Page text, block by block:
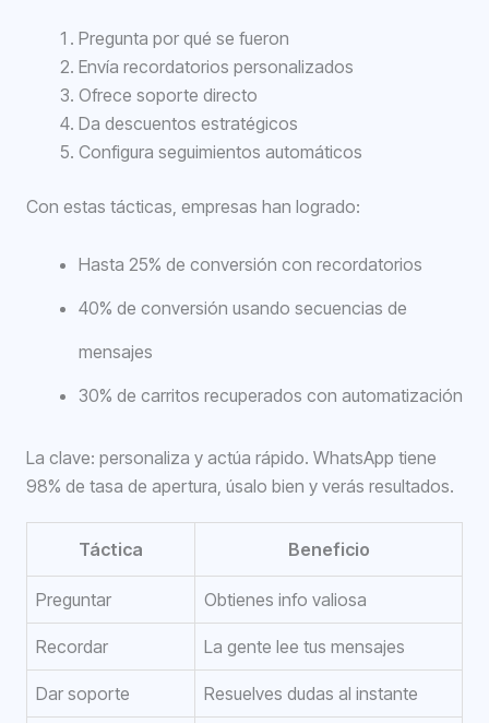
Pregunta por qué se fueron
Envía recordatorios personalizados
Ofrece soporte directo
Da descuentos estratégicos
Configura seguimientos automáticos
Con estas tácticas, empresas han logrado:
Hasta 25% de conversión con recordatorios
40% de conversión usando secuencias de
mensajes
30% de carritos recuperados con automatización
La clave: personaliza y actúa rápido. WhatsApp tiene
98% de tasa de apertura, úsalo bien y verás resultados.
Táctica Beneficio
Preguntar Obtienes info valiosa
Recordar La gente lee tus mensajes
Dar soporte Resuelves dudas al instante